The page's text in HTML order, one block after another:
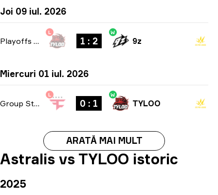
Joi 09 iul. 2026
Playoffs bo3
L
1 : 2
W
9z
Miercuri 01 iul. 2026
Group Stage -bo1
L
0 : 1
W
TYLOO
ARATĂ MAI MULT
Astralis vs TYLOO istoric
2025